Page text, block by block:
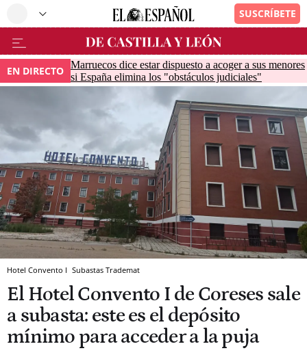
EN DIRECTO Marruecos dice estar dispuesto a acoger a sus menores
si España elimina los "obstáculos judiciales"
Hotel Convento I Subastas Trademat
El Hotel Convento I de Coreses sale
a subasta: este es el depósito
mínimo para acceder a la puja